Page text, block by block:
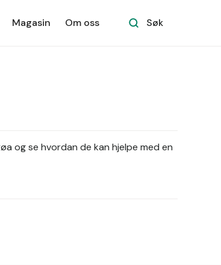
Magasin Om oss Søk
og se hvordan de kan hjelpe med en